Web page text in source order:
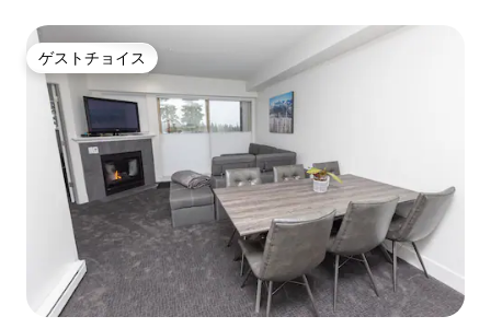
ゲストチョイス
ゲストチョイス